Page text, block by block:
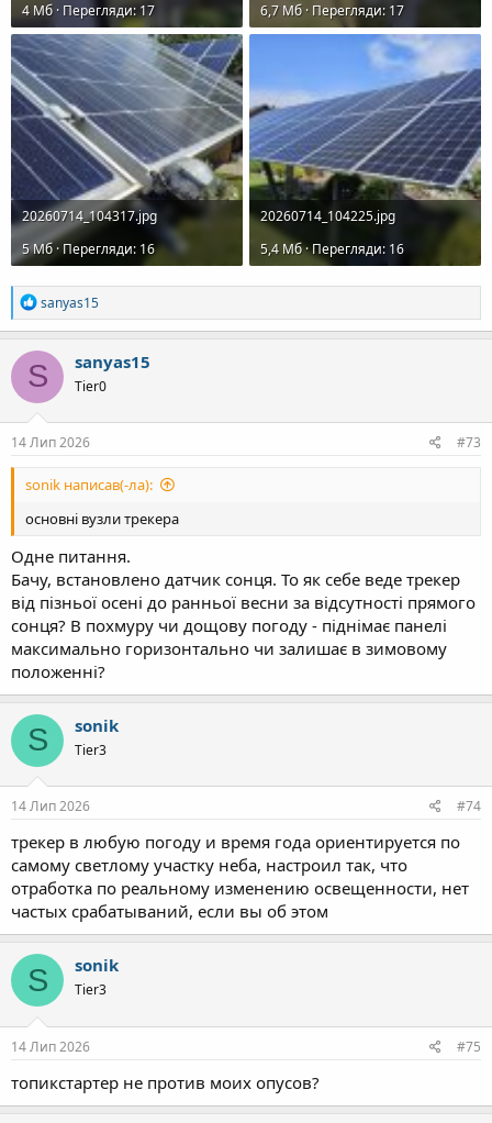
4 Mб · Перегляди: 17
6,7 Mб · Перегляди: 17
20260714_104317.jpg
5 Mб · Перегляди: 16
20260714_104225.jpg
5,4 Mб · Перегляди: 16
Р
е
а
к
ц
і
ї
:
sanyas15
S sanyas15
Tier0
14 Лип 2026 #73
sonik написав(-ла):
основні вузли трекера
Одне питання.
Бачу, встановлено датчик сонця. То як себе веде трекер
від пізньої осені до ранньої весни за відсутності прямого
сонця? В похмуру чи дощову погоду - піднімає панелі
максимально горизонтально чи залишає в зимовому
положенні?
S sonik
Tier3
14 Лип 2026 #74
трекер в любую погоду и время года ориентируется по
самому светлому участку неба, настроил так, что
отработка по реальному изменению освещенности, нет
частых срабатываний, если вы об этом
S sonik
Tier3
14 Лип 2026 #75
топикстартер не против моих опусов?